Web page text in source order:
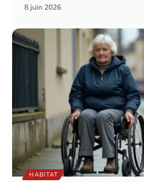
8 juin 2026
HABITAT